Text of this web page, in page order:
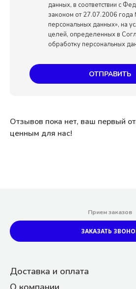
данных, в соответствии с
законом от 27.07.2006
персональных данных», на
целей, определенных в
обработку персональных
ОТПРАВИТЬ
Отзывов пока нет, ваш первый
ценным для нас!
Доставка и оплата
Прием заказов
ЗАКАЗАТЬ